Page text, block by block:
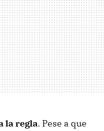
la regla. Pese a que